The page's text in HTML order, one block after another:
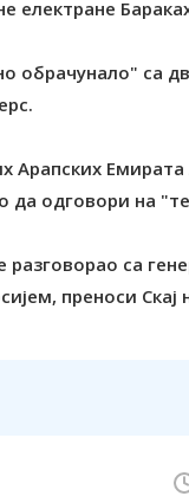
електране
обрачунало" са
Емирата
одговори на
разговорао са
преноси Скај